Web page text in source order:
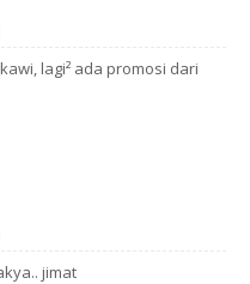
lagi² ada promosi dari
jimat